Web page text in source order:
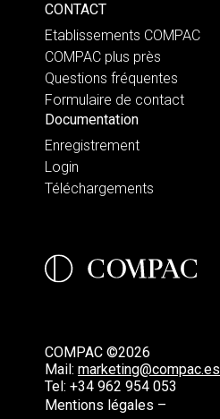
CONTACT
Etablissements COMPAC
COMPAC plus près
Questions fréquentes
Formulaire de contact
Documentation
Enregistrement
Login
Téléchargements
COMPAC ©2026
Mail: marketing@compac.es
Tel: +34 962 954 053
Mentions légales –